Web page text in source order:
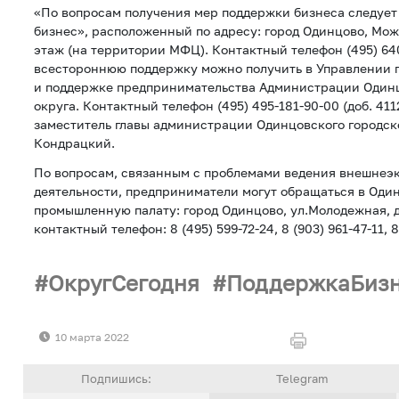
«По вопросам получения мер поддержки бизнеса
бизнес», расположенный по адресу: город Одинцово,
этаж (на территории МФЦ). Контактный телефон (495)
всестороннюю поддержку можно получить в Управлении
и поддержке предпринимательства Администрации
округа. Контактный телефон (495) 495-181-90-00 (доб.
заместитель главы администрации Одинцовского
Кондрацкий.
По вопросам, связанным с проблемами ведения
деятельности, предприниматели могут обращаться в
промышленную палату: город Одинцово, ул.Молодежная,
контактный телефон: 8 (495) 599-72-24, 8 (903) 961-47-11,
ОкругСегодня
10 марта 2022